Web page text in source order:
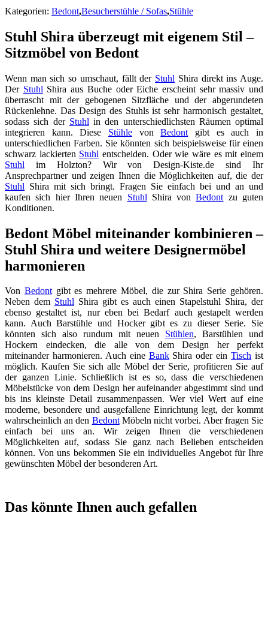
Kategorien: Bedont,Besucherstühle / Sofas,Stühle
Stuhl Shira überzeugt mit eigenem Stil –
Sitzmöbel von Bedont
Wenn man sich so umschaut, fällt der Stuhl Shira direkt ins Auge.
Der Stuhl Shira aus Buche oder Eiche erscheint sehr massiv und
überrascht mit der gebogenen Sitzfläche und der abgerundeten
Rückenlehne. Das Design des Stuhls ist sehr harmonisch gestaltet,
sodass sich der Stuhl in den unterschiedlichsten Räumen optimal
integrieren kann. Diese Stühle vonBedont gibt es auch in
unterschiedlichen Farben. Sie könnten sich beispielsweise für einen
schwarz lackierten Stuhl entscheiden. Oder wie wäre es mit einem
Stuhl im Holzton? Wir von Design-Kiste.de sind Ihr
Ansprechpartner und zeigen Ihnen die Möglichkeiten auf, die der
Stuhl Shira mit sich bringt. Fragen Sie einfach bei und an und
kaufen sich hier Ihren neuen Stuhl Shira vonBedont zu guten
Konditionen.
Bedont Möbel miteinander kombinieren –
Stuhl Shira und weitere Designermöbel
harmonieren
Von Bedontgibt es mehrere Möbel, die zur Shira Serie gehören.
Neben dem Stuhl Shira gibt es auch einen Stapelstuhl Shira, der
ebenso gestaltet ist, nur eben bei Bedarf auch gestapelt werden
kann. Auch Barstühle und Hocker gibt es zu dieser Serie. Sie
könnten sich also rundum mit neuen Stühlen, Barstühlen und
Hockern eindecken, die alle von dem Design her perfekt
miteinander harmonieren. Auch eine BankShira oder einTisch ist
möglich. Kaufen Sie sich alle Möbel der Serie, profitieren Sie auf
der ganzen Linie. Schließlich ist es so, dass die verschiedenen
Möbelstücke von dem Design her aufeinander abgestimmt sind und
bis ins kleinste Detail zusammenpassen. Wer viel Wert auf eine
moderne, besondere und ausgefallene Einrichtung legt, der kommt
wahrscheinlich an den BedontMöbeln nicht vorbei. Aber fragen Sie
einfach bei uns an. Wir zeigen Ihnen die verschiedenen
Möglichkeiten auf, sodass Sie ganz nach Belieben entscheiden
können. Von uns bekommen Sie ein individuelles Angebot für Ihre
gewünschten Möbel der besonderen Art.
Das könnte Ihnen auch gefallen